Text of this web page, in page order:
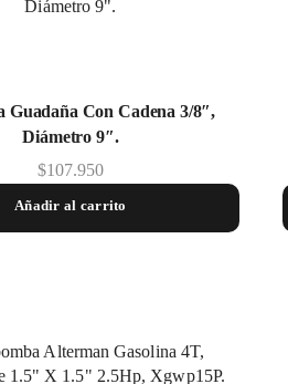
Guadaña Con Cadena 3/8″,
Diámetro 9″.
$107.950
Añadir al carrito